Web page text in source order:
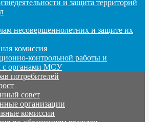
и защита территорий
несовершеннолетних и защите их
комиссия
контрольной работы и
с органами МСУ
потребителей
совет
организации
комиссии